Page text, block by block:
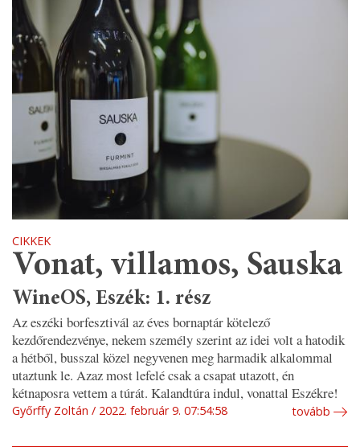
CIKKEK
Vonat, villamos, Sauska
WineOS, Eszék: 1. rész
Az eszéki borfesztivál az éves bornaptár kötelező
kezdőrendezvénye, nekem személy szerint az idei volt a hatodik
a hétből, busszal közel negyvenen meg harmadik alkalommal
utaztunk le. Azaz most lefelé csak a csapat utazott, én
kétnaposra vettem a túrát. Kalandtúra indul, vonattal Eszékre!
Győrffy Zoltán 2022. február 9. 07:54:58 tovább